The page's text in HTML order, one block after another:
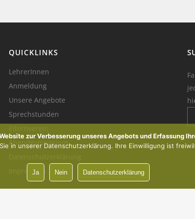
QUICKLINKS
LehrerInnen
Anmeldung
Unsere Angebote
Sprechstunden
Abendgymnasium
Impressum
zur Verbesserung unseres Angebots und Erfassung
in unserer Datenschutzerklärung. Ihre Einwilligung ist
Ja Nein Datenschutzerklärung